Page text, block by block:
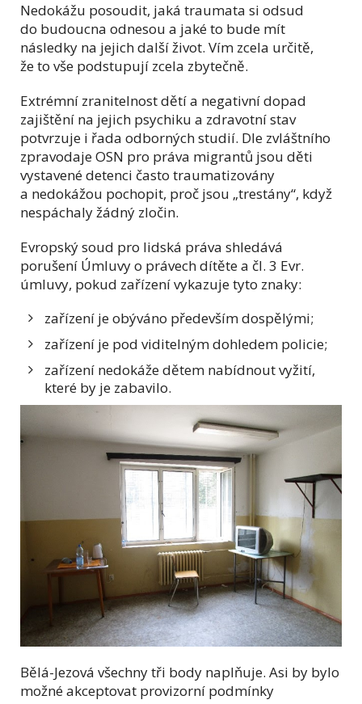
Nedokážu posoudit, jaká traumata si odsud
do budoucna odnesou a jaké to bude mít
následky na jejich další život. Vím zcela určitě,
že to vše podstupují zcela zbytečně.
Extrémní zranitelnost dětí a negativní dopad
zajištění na jejich psychiku a zdravotní stav
potvrzuje i řada odborných studií. Dle zvláštního
zpravodaje OSN pro práva migrantů jsou děti
vystavené detenci často traumatizovány
a nedokážou pochopit, proč jsou „trestány“, když
nespáchaly žádný zločin.
Evropský soud pro lidská práva shledává
porušení Úmluvy o právech dítěte a čl. 3 Evr.
úmluvy, pokud zařízení vykazuje tyto znaky:
zařízení je obýváno především dospělými;
zařízení je pod viditelným dohledem policie;
zařízení nedokáže dětem nabídnout vyžití,
které by je zabavilo.
Bělá-Jezová všechny tři body naplňuje. Asi by bylo
možné akceptovat provizorní podmínky